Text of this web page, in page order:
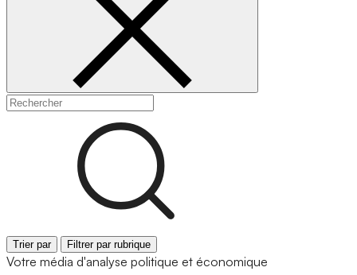
Trier par Filtrer par rubrique
Votre média d'analyse politique et économique